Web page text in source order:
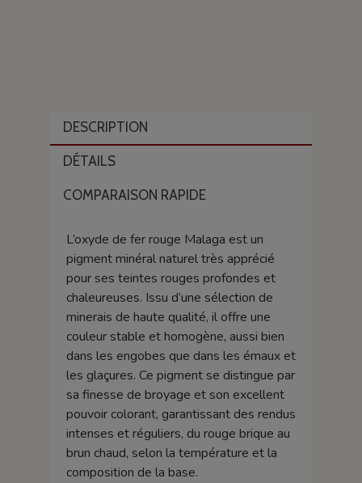
DESCRIPTION
DÉTAILS
COMPARAISON RAPIDE
L’oxyde de fer rouge Malaga est un
pigment minéral naturel très apprécié
pour ses teintes rouges profondes et
chaleureuses. Issu d’une sélection de
minerais de haute qualité, il offre une
couleur stable et homogène, aussi bien
dans les engobes que dans les émaux et
les glaçures. Ce pigment se distingue par
sa finesse de broyage et son excellent
pouvoir colorant, garantissant des rendus
intenses et réguliers, du rouge brique au
brun chaud, selon la température et la
composition de la base.